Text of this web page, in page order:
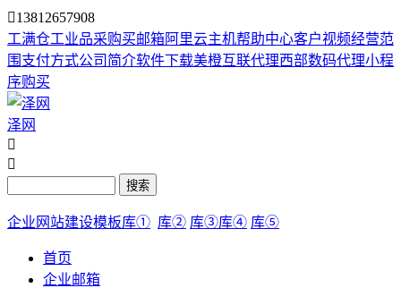
13812657908
工满仓工业品采购买邮箱阿里云主机帮助中心客户视频经营范
围 支付方式公司简介软件下载美橙互联代理西部数码代理小程
序购买
泽网


搜索
企业网站建设模板库① 库② 库③库④ 库⑤
首页
企业邮箱